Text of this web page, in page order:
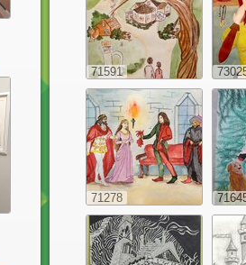
71591
71278